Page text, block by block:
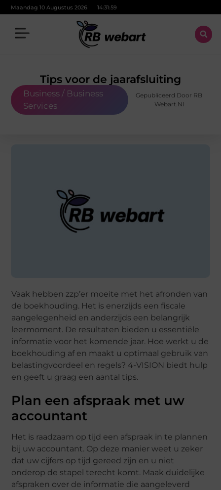
Maandag 10 Augustus 2026 14:32:00
Tips voor de jaarafsluiting
Business / Business
Services
Gepubliceerd Door RB
Webart.nl
Vaak hebben zzp’er moeite met het afronden van
de boekhouding. Het is enerzijds een fiscale
aangelegenheid en anderzijds een belangrijk
leermoment. De resultaten bieden u essentiële
informatie voor het komende jaar. Hoe werkt u de
boekhouding af en maakt u optimaal gebruik van
belastingvoordeel en regels? 4-VISION biedt hulp
en geeft u graag een aantal tips.
Plan een afspraak met uw
accountant
Het is raadzaam op tijd een afspraak in te plannen
bij uw accountant. Op deze manier weet u zeker
dat uw cijfers op tijd gereed zijn en u niet
onderop de stapel terecht komt. Maak duidelijke
afspraken over de informatie die aangeleverd